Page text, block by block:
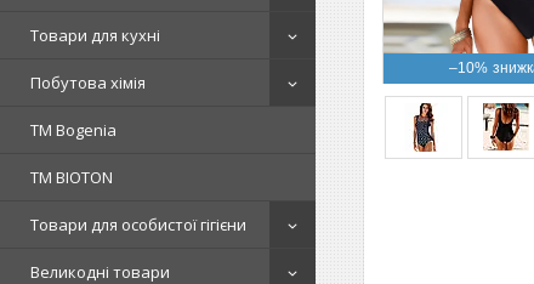
Товари для кухні
Побутова хімія
ТМ Bogenia
ТМ BIOTON
Товари для особистої гігієни
Великодні товари
–10%